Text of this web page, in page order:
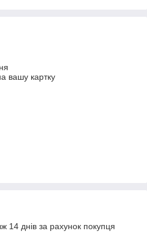
вашу картку
14 днів за рахунок покупця